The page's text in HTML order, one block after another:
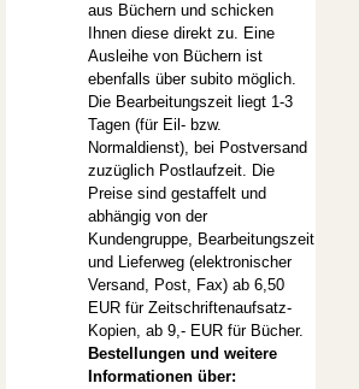
aus Büchern und schicken
Ihnen diese direkt zu. Eine
Ausleihe von Büchern ist
ebenfalls über subito möglich.
Die Bearbeitungszeit liegt 1-3
Tagen (für Eil- bzw.
Normaldienst), bei Postversand
zuzüglich Postlaufzeit. Die
Preise sind gestaffelt und
abhängig von der
Kundengruppe, Bearbeitungszeit
und Lieferweg (elektronischer
Versand, Post, Fax) ab 6,50
EUR für Zeitschriftenaufsatz-
Kopien, ab 9,- EUR für Bücher.
Bestellungen und weitere
Informationen über: